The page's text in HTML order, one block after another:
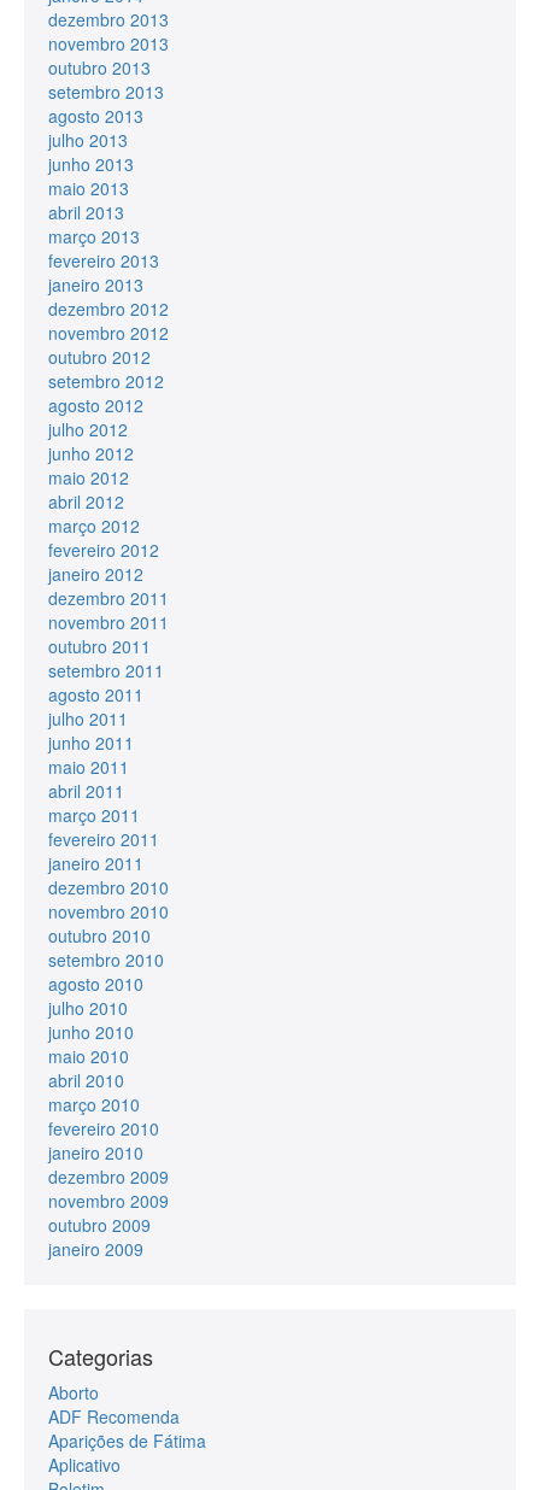
dezembro 2013
novembro 2013
outubro 2013
setembro 2013
agosto 2013
julho 2013
junho 2013
maio 2013
abril 2013
março 2013
fevereiro 2013
janeiro 2013
dezembro 2012
novembro 2012
outubro 2012
setembro 2012
agosto 2012
julho 2012
junho 2012
maio 2012
abril 2012
março 2012
fevereiro 2012
janeiro 2012
dezembro 2011
novembro 2011
outubro 2011
setembro 2011
agosto 2011
julho 2011
junho 2011
maio 2011
abril 2011
março 2011
fevereiro 2011
janeiro 2011
dezembro 2010
novembro 2010
outubro 2010
setembro 2010
agosto 2010
julho 2010
junho 2010
maio 2010
abril 2010
março 2010
fevereiro 2010
janeiro 2010
dezembro 2009
novembro 2009
outubro 2009
janeiro 2009
Categorias
Aborto
ADF Recomenda
Aparições de Fátima
Aplicativo